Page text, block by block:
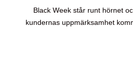
Black Week står runt hörnet
kundernas uppmärksamhet